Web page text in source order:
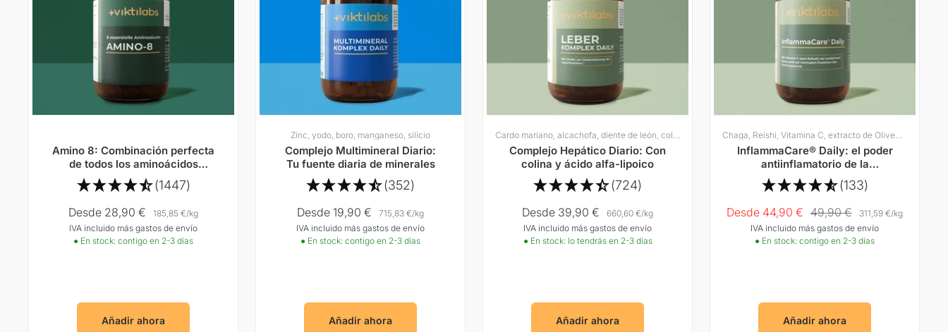
Amino 8: Combinación perfecta
de todos los aminoácidos
esenciales según el Prof. Dr.
Lucà-Moretti(1447)
Precio
Oferta
Desde 28,90 € 185,85 €/kg
IVA incluido más gastos de envío
● En stock: contigo en 2-3 días
Añadir ahora
Zinc, yodo, boro, manganeso, silicio
Complejo Multimineral Diario:
Tu fuente diaria de minerales
(352)
Precio
Oferta
Desde 19,90 € 715,83 €/kg
IVA incluido más gastos de envío
● En stock: contigo en 2-3 días
Añadir ahora
Cardo mariano, alcachofa, diente de león, colina
Complejo Hepático Diario: Con
colina y ácido alfa-lipoico
(724)
Precio
Oferta
Desde 39,90 € 660,60 €/kg
IVA incluido más gastos de envío
● En stock: lo tendrás en 2-3 días
Añadir ahora
Chaga, Reishi, Vitamina C, extracto de OliveBlatte
InflammaCare® Daily: el poder
antiinflamatorio de la
naturaleza
(133)
Precio
Oferta
Desde 44,90 € Precio
normal
49,90 € 311,59 €/kg
IVA incluido más gastos de envío
● En stock: contigo en 2-3 días
Añadir ahora